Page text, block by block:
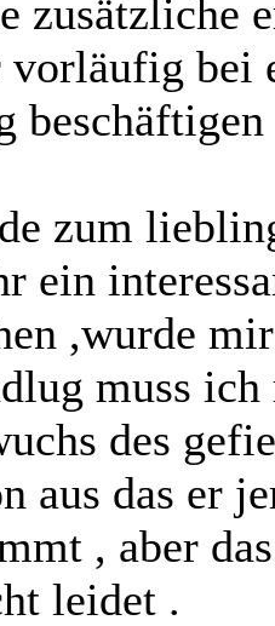
zusätzliche
vorläufig
zum
ein
,wurde
muss
des
aus das er
, aber
leidet .